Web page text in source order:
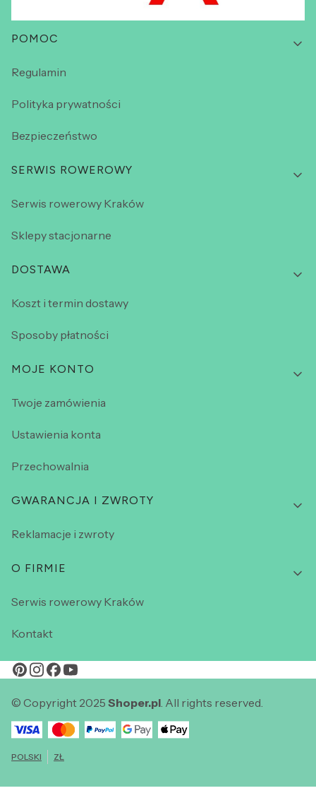
Linki w stopce
POMOC
Regulamin
Polityka prywatności
Bezpieczeństwo
SERWIS ROWEROWY
Serwis rowerowy Kraków
Sklepy stacjonarne
DOSTAWA
Koszt i termin dostawy
Sposoby płatności
MOJE KONTO
Twoje zamówienia
Ustawienia konta
Przechowalnia
GWARANCJA I ZWROTY
Reklamacje i zwroty
O FIRMIE
Serwis rowerowy Kraków
Kontakt
© Copyright 2025 Shoper.pl . All rights reserved.
POLSKI ZŁ